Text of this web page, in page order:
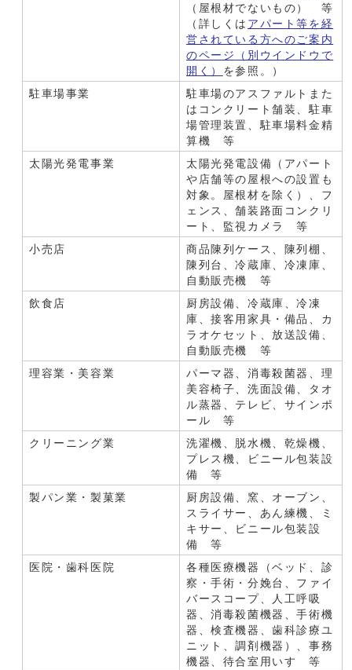
（屋根材でないもの） 等
（詳しくは アパート等を経
営されている方へのご案内
のページ
（別ウインドウで
開く） を参照。）
駐車場事業
駐車場のアスファルトまた
はコンクリート舗装、駐車
場管理装置、駐車場料金精
算機 等
太陽光発電事業
太陽光発電設備（アパート
や店舗等の屋根への設置も
対象。屋根材を除く）、フ
ェンス、舗装路面コンクリ
ート、監視カメラ 等
小売店
商品陳列ケース、陳列棚、
陳列台、冷蔵庫、冷凍庫、
自動販売機 等
飲食店
厨房設備、冷蔵庫、冷凍
庫、接客用家具・備品、カ
ラオケセット、放送設備、
自動販売機 等
理容業・美容業
パーマ器、消毒殺菌器、理
美容椅子、洗面設備、タオ
ル蒸器、テレビ、サインポ
ール 等
クリーニング業
洗濯機、脱水機、乾燥機、
プレス機、ビニール包装設
備 等
製パン業・製菓業
厨房設備、窯、オーブン、
スライサー、あん練機、ミ
キサー、ビニール包装設
備 等
医院・歯科医院
各種医療機器（ベッド、診
察・手術・分娩台、ファイ
バースコープ、人工呼吸
器、消毒殺菌機器、手術機
器、検査機器、歯科診療ユ
ニット、調剤機器）、事務
機器、待合室用いす 等